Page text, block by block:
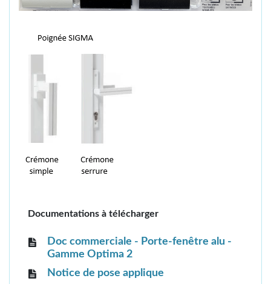
Documentations à télécharger
Doc commerciale - Porte-fenêtre alu -
Gamme Optima 2
Notice de pose applique